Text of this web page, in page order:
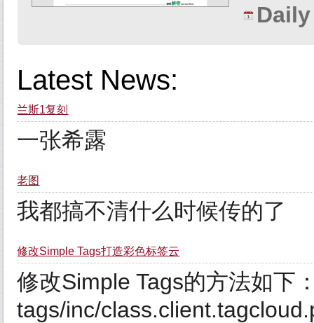
Latest News:
兰斯1复刻
一张希露
老图
我都搞不清什么时候传的了
修改Simple Tags打造彩色标签云
修改Simple Tags的方法如下
tags/inc/